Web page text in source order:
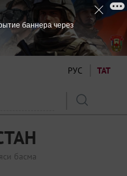
РУС ТАТ
басма
баннера через